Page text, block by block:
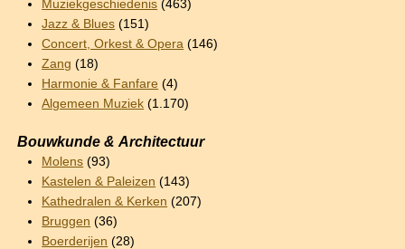
Muziekgeschiedenis (463)
Jazz & Blues (151)
Concert, Orkest & Opera (146)
Zang (18)
Harmonie & Fanfare (4)
Algemeen Muziek (1.170)
Bouwkunde & Architectuur
Molens (93)
Kastelen & Paleizen (143)
Kathedralen & Kerken (207)
Bruggen (36)
Boerderijen (28)